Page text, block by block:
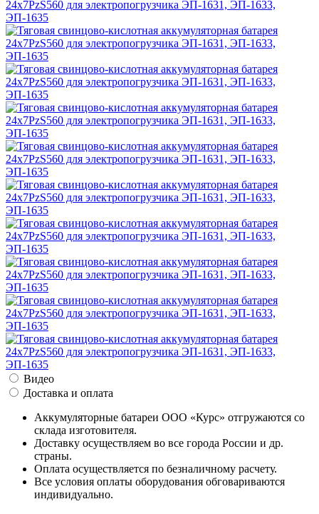
Видео
Доставка и оплата
Аккумуляторные батареи ООО «Курс» отгружаются со
склада изготовителя.
Доставку осуществляем во все города России и др.
страны.
Оплата осуществляется по безналичному расчету.
Все условия оплаты оборудования обговариваются
индивидуально.